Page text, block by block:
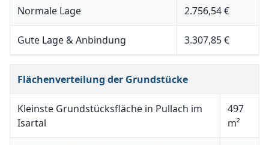
Normale Lage 2.756,54 €
Gute Lage & Anbindung 3.307,85 €
Flächenverteilung der Grundstücke
Kleinste Grundstücksfläche in Pullach im
Isartal
497
m²